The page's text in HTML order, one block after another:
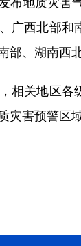
广西北部
、湖南西
关地区各
灾害预警区